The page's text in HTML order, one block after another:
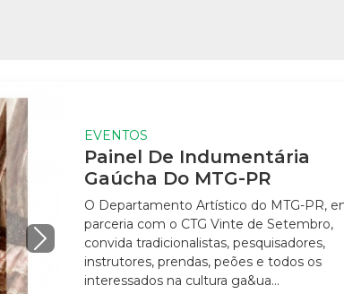
EVENTOS
Painel De Indumentária
Gaúcha Do MTG-PR
O Departamento Artístico do MTG-PR, em
parceria com o CTG Vinte de Setembro,
convida tradicionalistas, pesquisadores,
instrutores, prendas, peões e todos os
interessados na cultura ga&ua...